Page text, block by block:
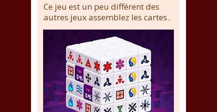
Ce jeu est un peu différent des
autres jeux assemblez les cartes..